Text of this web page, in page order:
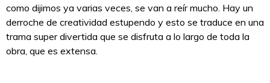
como dijimos ya varias veces, se van a reír mucho. Hay un
derroche de creatividad estupendo y esto se traduce en una
trama super divertida que se disfruta a lo largo de toda la
obra, que es extensa.